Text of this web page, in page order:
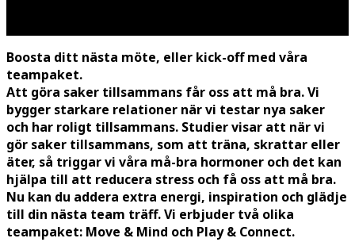
Boosta ditt nästa möte, eller kick-off med våra
teampaket.
Att göra saker tillsammans får oss att må bra. Vi
bygger starkare relationer när vi testar nya saker
och har roligt tillsammans. Studier visar att när vi
gör saker tillsammans, som att träna, skrattar eller
äter, så triggar vi våra må-bra hormoner och det kan
hjälpa till att reducera stress och få oss att må bra.
Nu kan du addera extra energi, inspiration och glädje
till din nästa team träff. Vi erbjuder två olika
teampaket: Move & Mind och Play & Connect.